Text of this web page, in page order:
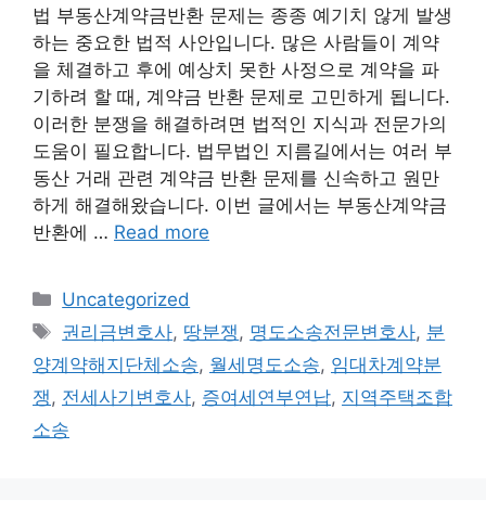
법 부동산계약금반환 문제는 종종 예기치 않게 발생
하는 중요한 법적 사안입니다. 많은 사람들이 계약
을 체결하고 후에 예상치 못한 사정으로 계약을 파
기하려 할 때, 계약금 반환 문제로 고민하게 됩니다.
이러한 분쟁을 해결하려면 법적인 지식과 전문가의
도움이 필요합니다. 법무법인 지름길에서는 여러 부
동산 거래 관련 계약금 반환 문제를 신속하고 원만
하게 해결해왔습니다. 이번 글에서는 부동산계약금
반환에 … Read more
Categories
Uncategorized
Tags
권리금변호사, 땅분쟁, 명도소송전문변호사, 분
양계약해지단체소송, 월세명도소송, 임대차계약분
쟁, 전세사기변호사, 증여세연부연납, 지역주택조합
소송